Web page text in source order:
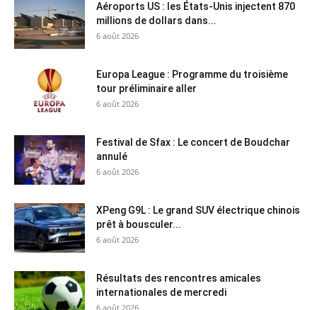
Aéroports US : les États-Unis injectent 870
millions de dollars dans...
6 août 2026
Europa League : Programme du troisième
tour préliminaire aller
6 août 2026
Festival de Sfax : Le concert de Boudchar
annulé
6 août 2026
XPeng G9L : Le grand SUV électrique chinois
prêt à bousculer...
6 août 2026
Résultats des rencontres amicales
internationales de mercredi
6 août 2026